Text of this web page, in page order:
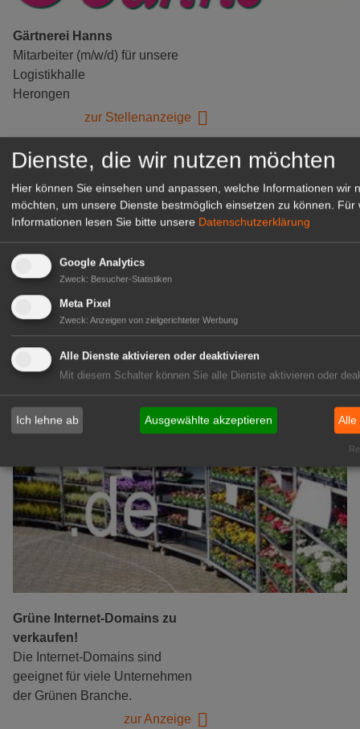
Gärtnerei Hanns
Mitarbeiter (m/w/d) für unsere
Logistikhalle
Herongen
zur Stellenanzeige
GABOT Immobilienangebote
1A-Lage, ihre Chance in der
Repräsentative Immobilie für
IHREN Betrieb!
GABOT Marktplatz
Grüne Internet-Domains zu
verkaufen!
Die Internet-Domains sind
geeignet für viele Unternehmen
der Grünen Branche.
zur Anzeige
Dienste, die wir nutzen möchten
Hier können Sie einsehen und anpassen, welche Informationen wir
möchten, um unsere Dienste bestmöglich einsetzen zu können.
Für
Informationen lesen Sie bitte unsere Datenschutzerklärung
Google Analytics
Zweck: Besucher-Statistiken
Meta Pixel
Zweck: Anzeigen von zielgerichteter Werbung
Alle Dienste aktivieren oder deaktivieren
Mit diesem Schalter können Sie alle Dienste aktivieren oder
Ich lehne ab Ausgewählte akzeptieren Alle